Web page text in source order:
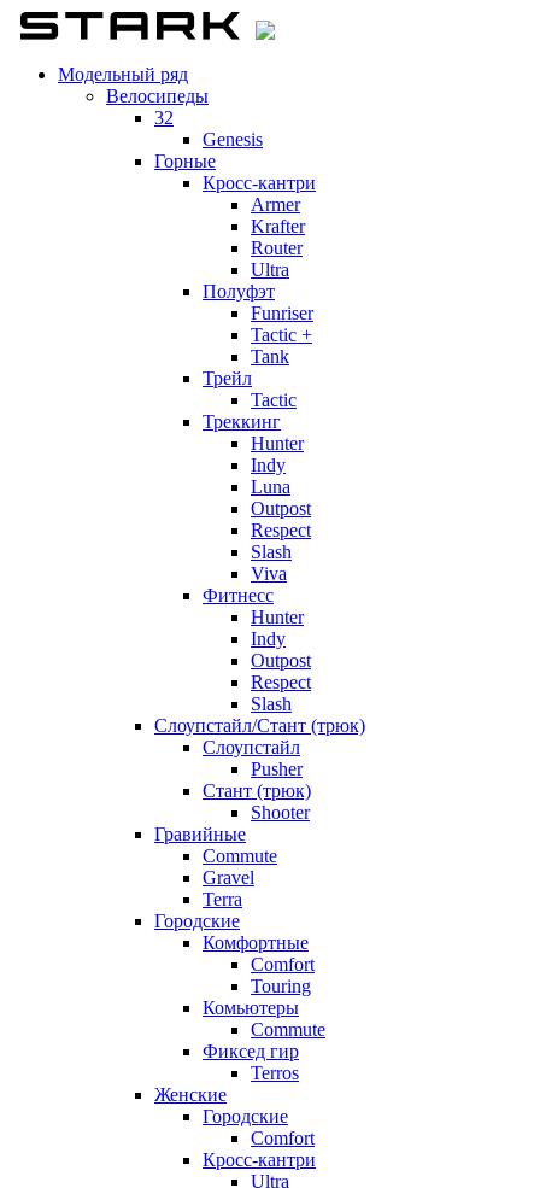
Модельный ряд
Велосипеды
32
Genesis
Горные
Кросс-кантри
Armer
Krafter
Router
Ultra
Полуфэт
Funriser
Tactic +
Tank
Трейл
Tactic
Треккинг
Hunter
Indy
Luna
Outpost
Respect
Slash
Viva
Фитнесс
Hunter
Indy
Outpost
Respect
Slash
Слоупстайл/Стант (трюк)
Слоупстайл
Pusher
Стант (трюк)
Shooter
Гравийные
Commute
Gravel
Terra
Городские
Комфортные
Comfort
Touring
Комьютеры
Commute
Фиксед гир
Terros
Женские
Городские
Comfort
Кросс-кантри
Ultra